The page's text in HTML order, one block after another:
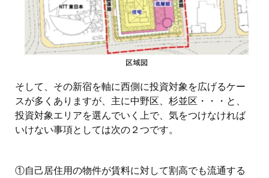
そして、その新宿を軸に西側に投資対象を広げるケー
スが多くありますが、主に中野区、杉並区・・・と、
投資対象エリアを選んでいく上で、気をつけなければ
いけない事項としては次の２つです。
①自己居住用の物件が賃料に対して割高でも流通する